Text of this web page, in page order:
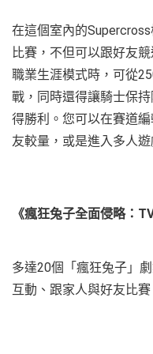
在這個室內的
比賽，不但可以跟好友
職業生涯模式時，可從
戰，同時還得讓騎士保
得勝利。您可以在賽道
友較量，或是進入多人遊
《瘋狂兔子全面侵略：
多達20個「瘋狂兔子」
互動、跟家人與好友比